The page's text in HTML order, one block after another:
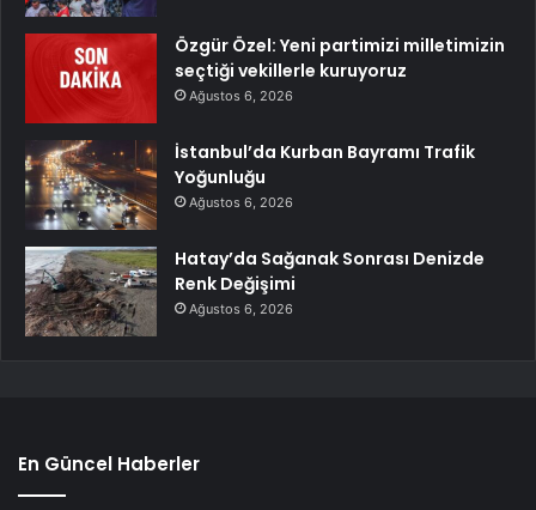
Özgür Özel: Yeni partimizi milletimizin
seçtiği vekillerle kuruyoruz
Ağustos 6, 2026
İstanbul’da Kurban Bayramı Trafik
Yoğunluğu
Ağustos 6, 2026
Hatay’da Sağanak Sonrası Denizde
Renk Değişimi
Ağustos 6, 2026
En Güncel Haberler